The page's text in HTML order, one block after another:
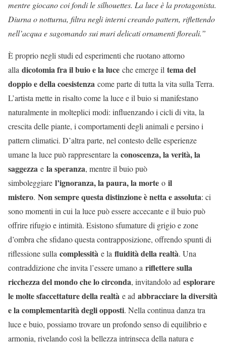
mentre giocano coi fondi le silhouettes. La luce è la protagonista.
Diurna o notturna, filtra negli interni creando pattern, riflettendo
nell’acqua e sagomando sui muri delicati ornamenti floreali.”
È proprio negli studi ed esperimenti che ruotano attorno
alla dicotomia fra il buio e la luce che emerge il tema del
doppio e della coesistenza come parte di tutta la vita sulla Terra.
L’artista mette in risalto come la luce e il buio si manifestano
naturalmente in molteplici modi: influenzando i cicli di vita, la
crescita delle piante, i comportamenti degli animali e persino i
pattern climatici. D’altra parte, nel contesto delle esperienze
umane la luce può rappresentare la conoscenza, la verità, la
saggezza e la speranza, mentre il buio può
simboleggiare l’ignoranza, la paura, la morte o il
mistero. Non sempre questa distinzione è netta e assoluta: ci
sono momenti in cui la luce può essere accecante e il buio può
offrire rifugio e intimità. Esistono sfumature di grigio e zone
d’ombra che sfidano questa contrapposizione, offrendo spunti di
riflessione sulla complessità e la fluidità della realtà. Una
contraddizione che invita l’essere umano a riflettere sulla
ricchezza del mondo che lo circonda, invitandolo ad esplorare
le molte sfaccettature della realtà e ad abbracciare la diversità
e la complementarità degli opposti. Nella continua danza tra
luce e buio, possiamo trovare un profondo senso di equilibrio e
armonia, rivelando così la bellezza intrinseca della natura e